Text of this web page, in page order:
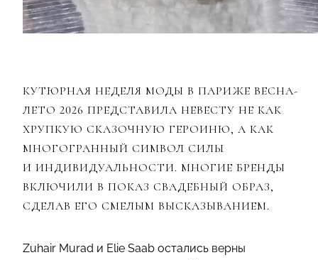
КУТЮРНАЯ НЕДЕЛЯ МОДЫ В ПАРИЖЕ ВЕСНА-
ЛЕТО 2026 ПРЕДСТАВИЛА НЕВЕСТУ НЕ КАК
ХРУПКУЮ СКАЗОЧНУЮ ГЕРОИНЮ, А КАК
МНОГОГРАННЫЙ СИМВОЛ СИЛЫ
И ИНДИВИДУАЛЬНОСТИ. МНОГИЕ БРЕНДЫ
ВКЛЮЧИЛИ В ПОКАЗ СВАДЕБНЫЙ ОБРАЗ,
СДЕЛАВ ЕГО СМЕЛЫМ ВЫСКАЗЫВАНИЕМ.
Zuhair Murad и Elie Saab остались верны